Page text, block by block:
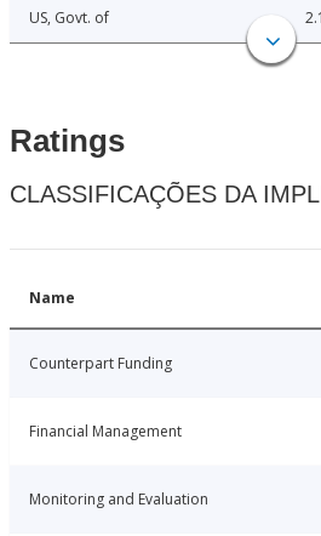
US, Govt. of
Ratings
CLASSIFICAÇÕES DA
Name
Counterpart Funding
Financial Management
Monitoring and Evaluation